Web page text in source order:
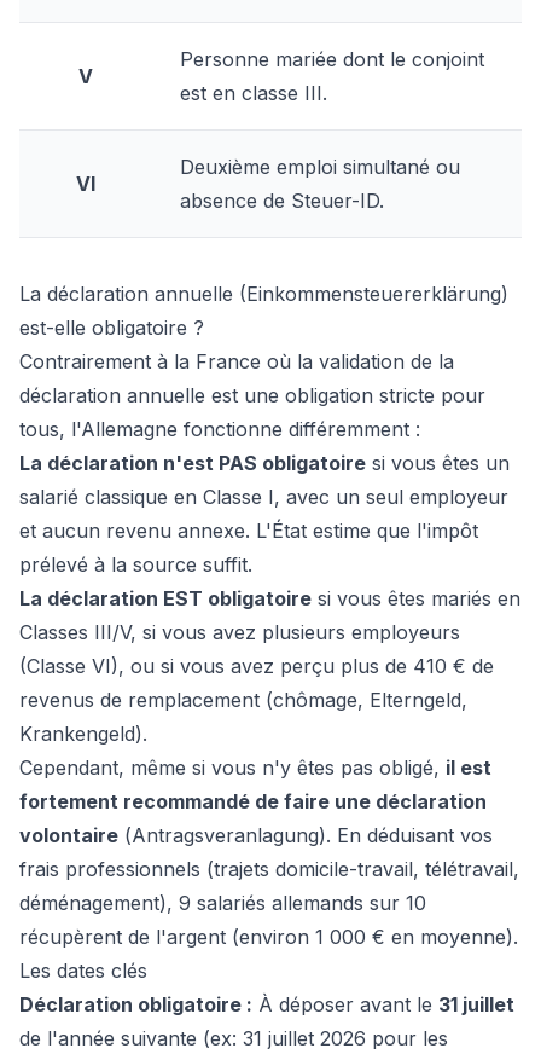
V
Personne mariée dont le conjoint
est en classe III.
VI
Deuxième emploi simultané ou
absence de Steuer-ID.
La déclaration annuelle (Einkommensteuererklärung)
est-elle obligatoire ?
Contrairement à la France où la validation de la
déclaration annuelle est une obligation stricte pour
tous, l'Allemagne fonctionne différemment :
La déclaration n'est PAS obligatoire si vous êtes un
salarié classique en Classe I, avec un seul employeur
et aucun revenu annexe. L'État estime que l'impôt
prélevé à la source suffit.
La déclaration EST obligatoire si vous êtes mariés en
Classes III/V, si vous avez plusieurs employeurs
(Classe VI), ou si vous avez perçu plus de 410 € de
revenus de remplacement (chômage, Elterngeld,
Krankengeld).
Cependant, même si vous n'y êtes pas obligé, il est
fortement recommandé de faire une déclaration
volontaire (Antragsveranlagung). En déduisant vos
frais professionnels (trajets domicile-travail, télétravail,
déménagement), 9 salariés allemands sur 10
récupèrent de l'argent (environ 1 000 € en moyenne).
Les dates clés
Déclaration obligatoire : À déposer avant le 31 juillet
de l'année suivante (ex: 31 juillet 2026 pour les